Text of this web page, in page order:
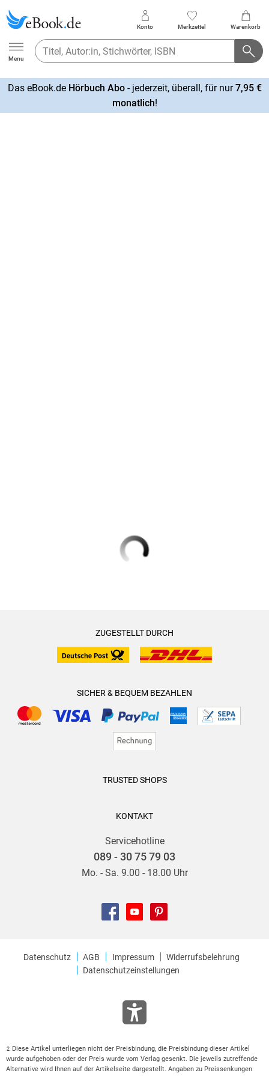
Ebook.de
Menu
Konto Merkzettel Warenkorb
Das eBook.de Hörbuch Abo- jederzeit, überall, für nur7,95 €
monatlich!
ZUGESTELLT DURCH
SICHER & BEQUEM BEZAHLEN
TRUSTED SHOPS
KONTAKT
Servicehotline
089 - 30 75 79 03
Mo. - Sa. 9.00 - 18.00 Uhr
Datenschutz AGB Impressum
Widerrufsbelehrung
Datenschutzeinstellungen
2 Diese Artikel unterliegen nicht der Preisbindung, die Preisbindung dieser Artikel
wurde aufgehoben oder der Preis wurde vom Verlag gesenkt. Die jeweils zutreffende
Alternative wird Ihnen auf der Artikelseite dargestellt. Angaben zu Preissenkungen